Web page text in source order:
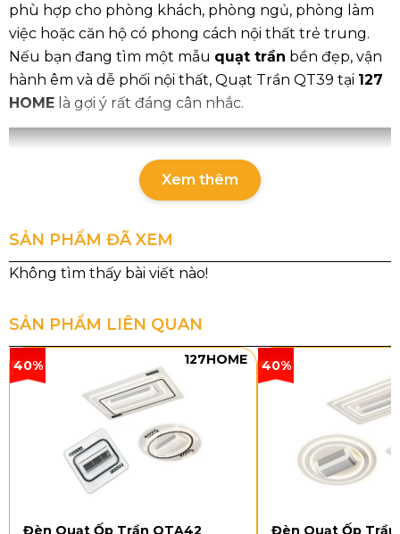
phù hợp cho phòng khách, phòng ngủ, phòng làm
việc hoặc căn hộ có phong cách nội thất trẻ trung.
Nếu bạn đang tìm một mẫu quạt trần bền đẹp, vận
hành êm và dễ phối nội thất, Quạt Trần QT39 tại 127
HOME là gợi ý rất đáng cân nhắc.
Thông số chi tiết quạt trần QT39
Quạt Trần QT39 hiện có một phiên bản với các thông
số cụ thể như sau:
Mã sản phẩm: QT39
Xem thêm
SẢN PHẨM ĐÃ XEM
SẢN PHẨM LIÊN QUAN
40% 127HOME
Đèn Quạt Ốp Trần OTA42
40%
Đèn Quạt Ốp